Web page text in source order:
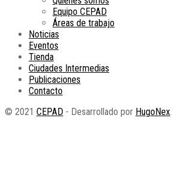
Equipo CEPAD
Áreas de trabajo
Noticias
Eventos
Tienda
Ciudades Intermedias
Publicaciones
Contacto
© 2021 CEPAD - Desarrollado por HugoNex